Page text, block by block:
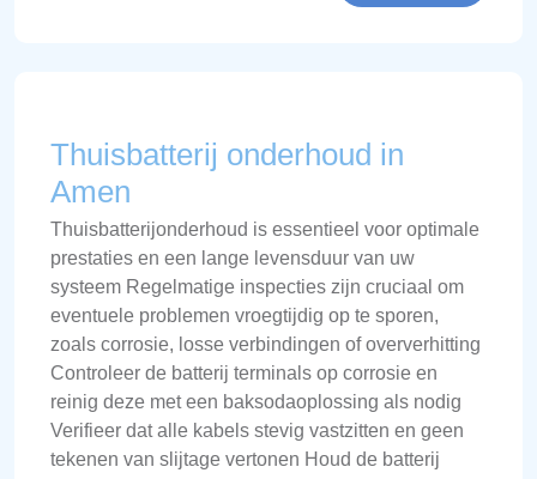
Thuisbatterij onderhoud in
Amen
Thuisbatterijonderhoud is essentieel voor optimale
prestaties en een lange levensduur van uw
systeem Regelmatige inspecties zijn cruciaal om
eventuele problemen vroegtijdig op te sporen,
zoals corrosie, losse verbindingen of oververhitting
Controleer de batterij terminals op corrosie en
reinig deze met een baksodaoplossing als nodig
Verifieer dat alle kabels stevig vastzitten en geen
tekenen van slijtage vertonen Houd de batterij